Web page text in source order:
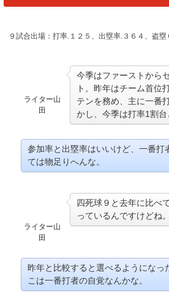
９試合出場：打率.１２５、出塁率.３６４、盗塁
ライター山
田
今季はファーストから
ト。昨年はチーム首位
テンを務め、主に一番
かし、今季は打率1割台
参加率と出塁率はいいけど、一番打
ては物足りへんな。
ライター山
田
四死球９と去年に比べ
っているんですけどね。
昨年と比較すると選べるようになっ
こは一番打者の自覚なんかな。